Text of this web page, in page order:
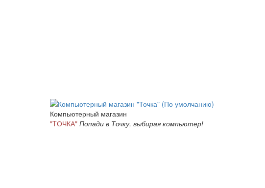
Компьютерный магазин
"TОЧКА" Попади в Точку, выбирая компьютер!